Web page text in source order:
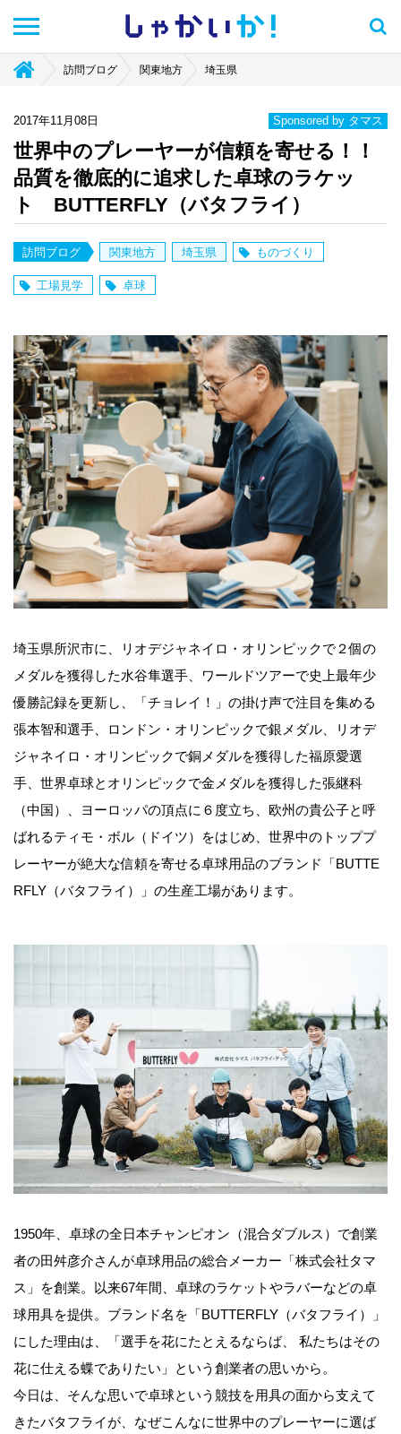
しゃかい か！
訪問ブログ 関東地方 埼玉県
2017年11月08日 Sponsored by タマス
世界中のプレーヤーが信頼を寄せる！！
品質を徹底的に追求した卓球のラケッ
ト BUTTERFLY（バタフライ）
訪問ブログ 関東地方 埼玉県 ものづくり
工場見学 卓球
埼玉県所沢市に、リオデジャネイロ・オリンピックで２個の
メダルを獲得した水谷隼選手、ワールドツアーで史上最年少
優勝記録を更新し、「チョレイ！」の掛け声で注目を集める
張本智和選手、ロンドン・オリンピックで銀メダル、リオデ
ジャネイロ・オリンピックで銅メダルを獲得した福原愛選
手、世界卓球とオリンピックで金メダルを獲得した張継科
（中国）、ヨーロッパの頂点に６度立ち、欧州の貴公子と呼
ばれるティモ・ボル（ドイツ）をはじめ、世界中のトッププ
レーヤーが絶大な信頼を寄せる卓球用品のブランド「BUTTE
RFLY（バタフライ）」の生産工場があります。
1950年、卓球の全日本チャンピオン（混合ダブルス）で創業
者の田舛彦介さんが卓球用品の総合メーカー「株式会社タマ
ス」を創業。以来67年間、卓球のラケットやラバーなどの卓
球用具を提供。ブランド名を「BUTTERFLY（バタフライ）」
にした理由は、「選手を花にたとえるならば、 私たちはその
花に仕える蝶でありたい」という創業者の思いから。
今日は、そんな思いで卓球という競技を用具の面から支えて
きたバタフライが、なぜこんなに世界中のプレーヤーに選ば